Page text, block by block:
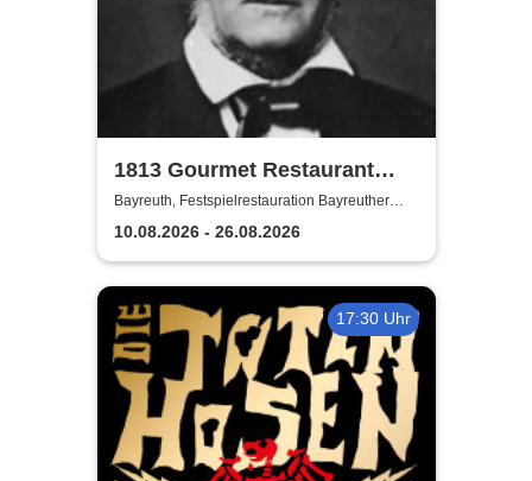
1813 Gourmet Restaurant
2026
Bayreuth, Festspielrestauration Bayreuther
Festspiele
10.08.2026 - 26.08.2026
17:30 Uhr